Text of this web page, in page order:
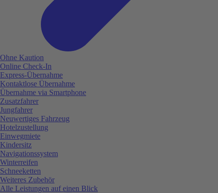
Ohne Kaution
Online Check-In
Express-Übernahme
Kontaktlose Übernahme
Übernahme via Smartphone
Zusatzfahrer
Jungfahrer
Neuwertiges Fahrzeug
Hotelzustellung
Einwegmiete
Kindersitz
Navigationssystem
Winterreifen
Schneeketten
Weiteres Zubehör
Alle Leistungen auf einen Blick